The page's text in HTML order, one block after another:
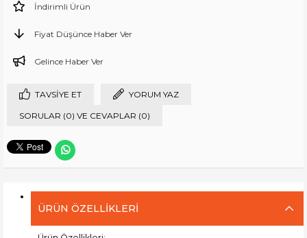
İndirimli Ürün
Fiyat Düşünce Haber Ver
Gelince Haber Ver
TAVSIYE ET YORUM YAZ
SORULAR (0) VE CEVAPLAR (0)
ÜRÜN ÖZELLIKLERI